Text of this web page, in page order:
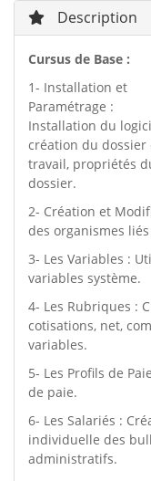
Description
Cursus de Base :
1- Installation et
Paramétrage :
Installation du
création du dossier
travail, propriétés
dossier.
2- Création et
des organismes
3- Les Variables :
variables système.
4- Les Rubriques :
cotisations, net,
variables.
5- Les Profils de
de paie.
6- Les Salariés :
individuelle des
administratifs.